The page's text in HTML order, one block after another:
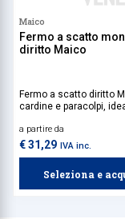
Maico
Fermo a scatto
diritto Maico
Fermo a scatto diritto
cardine e paracolpi,
monoblocco.
a partire da
€ 31,29 IVA inc.
Seleziona e